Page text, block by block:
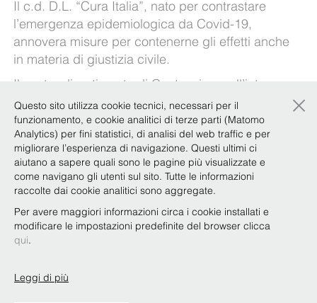
Il c.d. D.L. “Cura Italia”, nato per contrastare
l’emergenza epidemiologica da Covid-19,
annovera misure per contenerne gli effetti anche
in materia di giustizia civile.
Il nostro dipartimento di Contenzioso, all’interno
della Task Force di BonelliErede dedicata
all’emergenza Covid-19, ha elaborato delle tavole
sinottiche, che trovate a questo link, nella quali
vengono riportate le principali modifiche e novità
al riguardo.
Questo sito utilizza cookie tecnici, necessari per il
funzionamento, e cookie analitici di terze parti (Matomo
Analytics) per fini statistici, di analisi del web traffic e per
migliorare l’esperienza di navigazione. Questi ultimi ci
aiutano a sapere quali sono le pagine più visualizzate e
come navigano gli utenti sul sito. Tutte le informazioni
raccolte dai cookie analitici sono aggregate.
Per avere maggiori informazioni circa i cookie installati e
modificare le impostazioni predefinite del browser clicca
qui.
Leggi di più
×